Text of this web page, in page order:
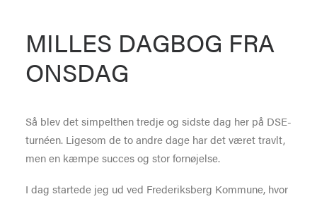
MILLES DAGBOG FRA
ONSDAG
Så blev det simpelthen tredje og sidste dag her på DSE-
turnéen. Ligesom de to andre dage har det været travlt,
men en kæmpe succes og stor fornøjelse.
I dag startede jeg ud ved Frederiksberg Kommune, hvor